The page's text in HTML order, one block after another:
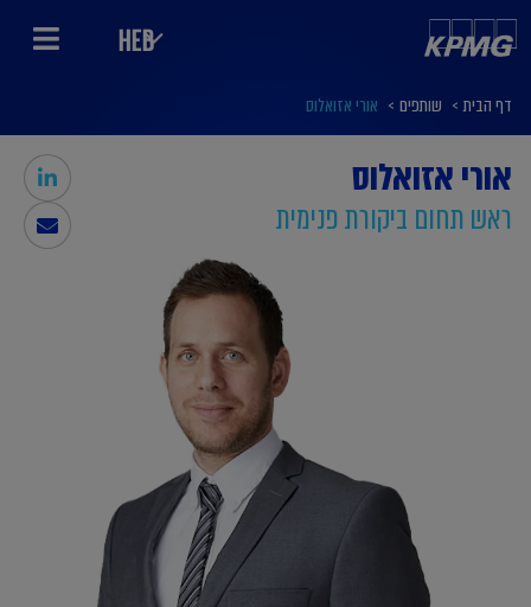
HEB
דף הבית > שותפים > אורי אזואלוס
אורי אזואלוס
ראש תחום ביקורת פנימית